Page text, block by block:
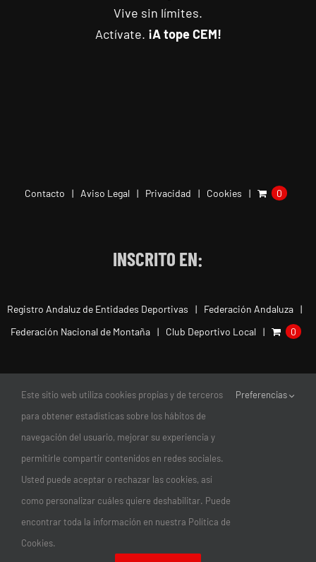
Vive sin límites.
Actívate. ¡A tope CEM!
Contacto Aviso Legal Privacidad Cookies 0
INSCRITO EN:
Registro Andaluz de Entidades Deportivas
Federación Andaluza
Federación Nacional de Montaña
Club Deportivo Local 0
© Copyright 2011-2026 |
Este sitio web utiliza cookies propias y de terceros
para obtener estadísticas sobre los hábitos de
navegación del usuario, mejorar su experiencia y
permitirle compartir contenidos en redes sociales.
Usted puede aceptar o rechazar las cookies, así
como personalizar cuáles quiere deshabilitar. Puede
encontrar toda la información en nuestra Política de
Cookies.
Preferencias